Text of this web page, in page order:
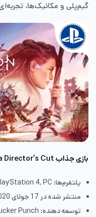
گیم‌پلی و مکانیک‌ها،
بازی جذابDirector’s Cut
پلتفرم‌ها: PlayStation 5, PlayStation 4, PC
منتشر شده در 17 جولای 2020
توسعه دهنده: Sucker Punch